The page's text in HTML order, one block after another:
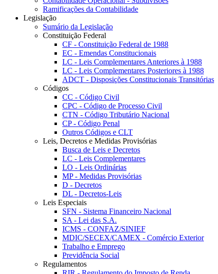
Ramificações da Contabilidade
Legislação
Sumário da Legislação
Constituição Federal
CF - Constituição Federal de 1988
EC - Emendas Constitucionais
LC - Leis Complementares Anteriores à 1988
LC - Leis Complementares Posteriores à 1988
ADCT - Disposições Constitucionais Transitórias
Códigos
CC - Código Civil
CPC - Código de Processo Civil
CTN - Código Tributário Nacional
CP - Código Penal
Outros Códigos e CLT
Leis, Decretos e Medidas Provisórias
Busca de Leis e Decretos
LC - Leis Complementares
LO - Leis Ordinárias
MP - Medidas Provisórias
D - Decretos
DL - Decretos-Leis
Leis Especiais
SFN - Sistema Financeiro Nacional
SA - Lei das S.A.
ICMS - CONFAZ/SINIEF
MDIC/SECEX/CAMEX - Comércio Exterior
Trabalho e Emprego
Previdência Social
Regulamentos